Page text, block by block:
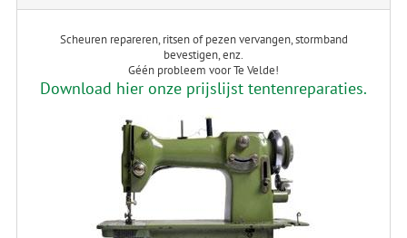
Scheuren repareren, ritsen of pezen vervangen, stormband
bevestigen, enz.
Géén probleem voor Te Velde!
Download hier onze prijslijst tentenreparaties.